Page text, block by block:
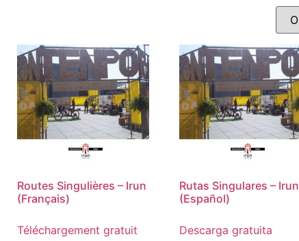
Routes Singulières – Irun
(Français)
Téléchargement gratuit
Rutas Singulares – Irun
(Español)
Descarga gratuita